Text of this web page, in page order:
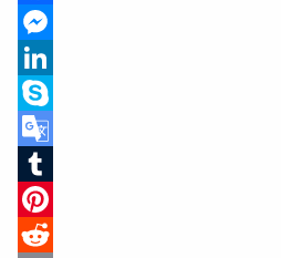
Facebook
Messenger
LinkedIn
Skype
Google
Translate
Tumblr
Pinterest